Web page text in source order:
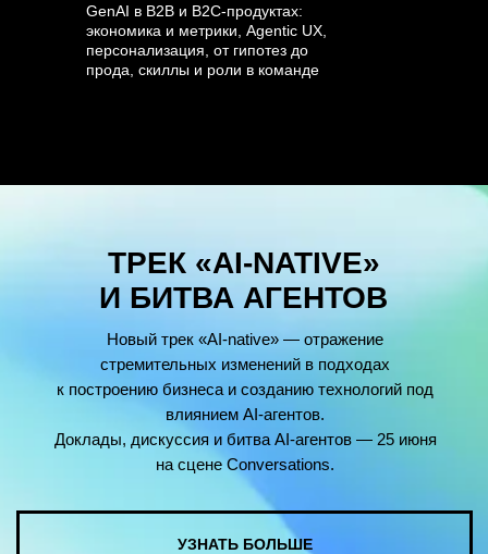
GenAI в B2B и B2C-продуктах:
экономика и метрики, Agentic UX,
персонализация, от гипотез до
прода, скиллы и роли в команде